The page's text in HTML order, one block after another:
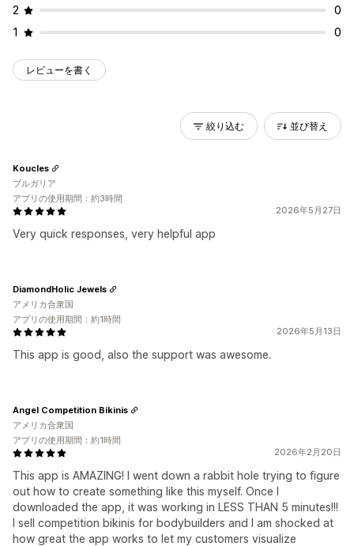
2
0
1
0
レビューを書く
絞り込む 並び替え
2026年5月27日
Very quick responses, very helpful app
Koucles
ブルガリア
アプリの使用期間：約3時間
2026年5月13日
This app is good, also the support was awesome.
DiamondHolic Jewels
アメリカ合衆国
アプリの使用期間：約1時間
2026年2月20日
This app is AMAZING! I went down a rabbit hole trying to figure
out how to create something like this myself. Once I
downloaded the app, it was working in LESS THAN 5 minutes!!!
I sell competition bikinis for bodybuilders and I am shocked at
how great the app works to let my customers visualize
Angel Competition Bikinis
アメリカ合衆国
アプリの使用期間：約1時間